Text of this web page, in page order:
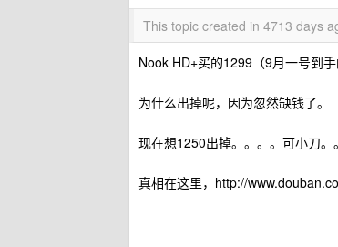
This topic created in 4713 days
Nook HD+买的1299（9月一号到
为什么出掉呢，因为忽然缺钱了。
现在想1250出掉。。。。可小刀。。
真相在这里，http://